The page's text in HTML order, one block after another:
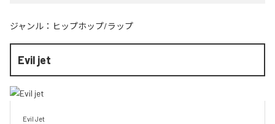
ジャンル： ヒップホップ/ラップ
Evil jet
Evil Jet